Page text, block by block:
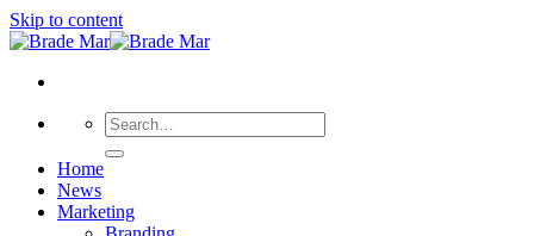
Skip to content
Home
News
Marketing